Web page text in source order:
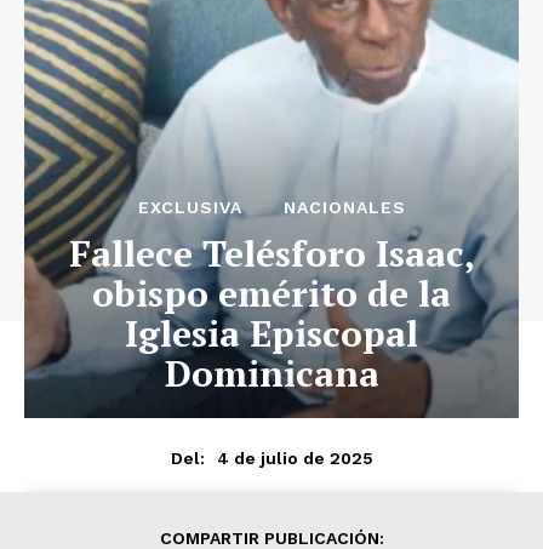
EXCLUSIVA NACIONALES
Fallece Telésforo Isaac,
obispo emérito de la
Iglesia Episcopal
Dominicana
Del: 4 de julio de 2025
COMPARTIR PUBLICACIÓN: